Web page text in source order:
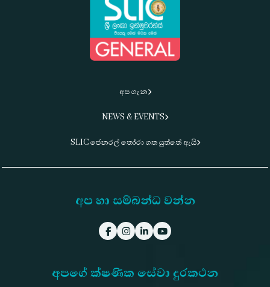
අප ගැන
NEWS & EVENTS
SLIC ජෙනරල් තෝරා ගත යුත්තේ ඇයි
අප හා සම්බන්ධ වන්න
අපගේ ක්ෂණික සේවා දුරකථන